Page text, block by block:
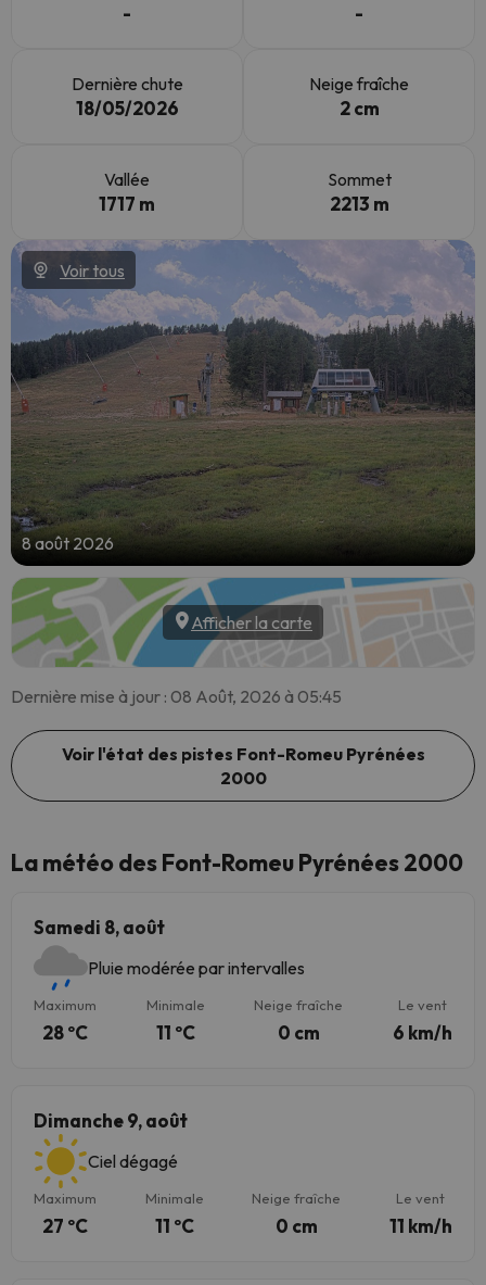
- -
Dernière chute
18/05/2026
Neige fraîche
2 cm
Vallée
1717 m
Sommet
2213 m
Voir tous
8 août 2026
Afficher la carte
Dernière mise à jour : 08 Août, 2026 à 05:45
Voir l'état des pistes Font-Romeu Pyrénées
2000
La météo des Font-Romeu Pyrénées 2000
Samedi 8, août
Pluie modérée par intervalles
Maximum
28 ºC
Minimale
11 ºC
Neige fraîche
0 cm
Le vent
6 km/h
Dimanche 9, août
Ciel dégagé
Maximum
27 ºC
Minimale
11 ºC
Neige fraîche
0 cm
Le vent
11 km/h